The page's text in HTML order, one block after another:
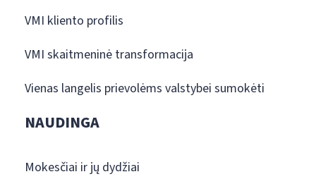
VMI kliento profilis
VMI skaitmeninė transformacija
Vienas langelis prievolėms valstybei sumokėti
NAUDINGA
Mokesčiai ir jų dydžiai